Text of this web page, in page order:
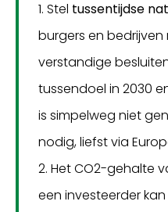
1. Stel tussentijdse
burgers en bedrijven
verstandige
tussendoel in 2030
is simpelweg niet
nodig, liefst via
2. Het CO2-gehalte
een investeerder